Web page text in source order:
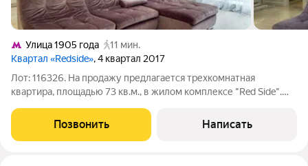
Улица 1905 года
11 мин.
Квартал «Redside», 4 квартал 2017
Лот: 116326. На продажу предлагается трехкомнатная
квартира, площадью 73 кв.м., в жилом комплексе "Red Side".
совмещенный санузел, прихожая. Высота потолков - 3,3 м. Из
панорамных окон открываются
Позвонить Написать